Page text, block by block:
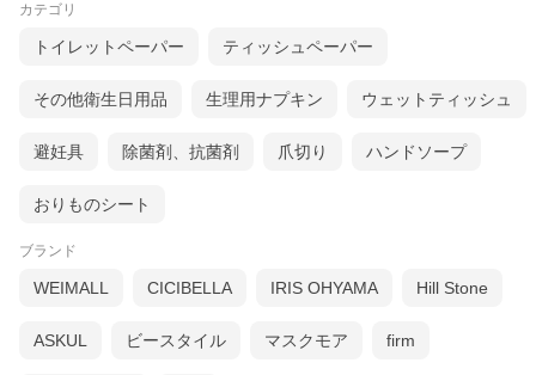
カテゴリ
トイレットペーパー ティッシュペーパー
その他衛生日用品 生理用ナプキン ウェットティッシュ
避妊具 除菌剤、抗菌剤 爪切り ハンドソープ
おりものシート
ブランド
WEIMALL CICIBELLA IRIS OHYAMA Hill Stone
ASKUL ビースタイル マスクモア firm